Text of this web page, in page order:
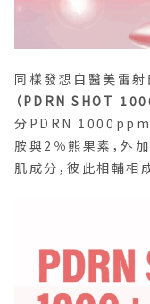
同樣發想自醫美雷射
（PDRN SHOT
分PDRN 1000ppm
胺與2％熊果素，外
肌成分，彼此相輔相